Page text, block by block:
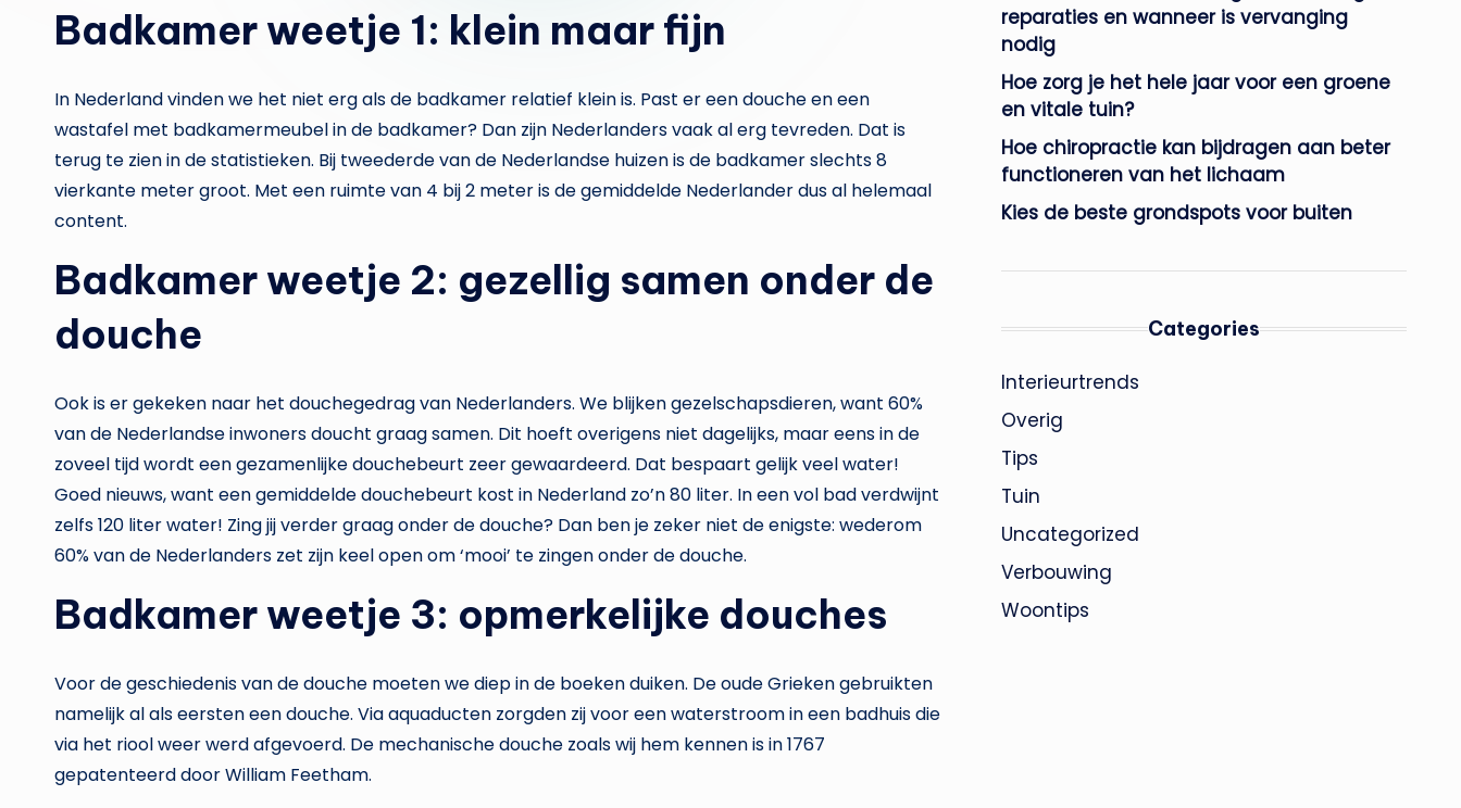
Badkamer weetje 1: klein maar fijn
In Nederland vinden we het niet erg als de badkamer relatief klein is. Past er een douche en een
wastafel met badkamermeubel in de badkamer? Dan zijn Nederlanders vaak al erg tevreden. Dat is
terug te zien in de statistieken. Bij tweederde van de Nederlandse huizen is de badkamer slechts 8
vierkante meter groot. Met een ruimte van 4 bij 2 meter is de gemiddelde Nederlander dus al helemaal
content.
Badkamer weetje 2: gezellig samen onder de
douche
Ook is er gekeken naar het douchegedrag van Nederlanders. We blijken gezelschapsdieren, want 60%
van de Nederlandse inwoners doucht graag samen. Dit hoeft overigens niet dagelijks, maar eens in de
zoveel tijd wordt een gezamenlijke douchebeurt zeer gewaardeerd. Dat bespaart gelijk veel water!
Goed nieuws, want een gemiddelde douchebeurt kost in Nederland zo’n 80 liter. In een vol bad verdwijnt
zelfs 120 liter water! Zing jij verder graag onder de douche? Dan ben je zeker niet de enigste: wederom
60% van de Nederlanders zet zijn keel open om ‘mooi’ te zingen onder de douche.
Badkamer weetje 3: opmerkelijke douches
Voor de geschiedenis van de douche moeten we diep in de boeken duiken. De oude Grieken gebruikten
namelijk al als eersten een douche. Via aquaducten zorgden zij voor een waterstroom in een badhuis die
via het riool weer werd afgevoerd. De mechanische douche zoals wij hem kennen is in 1767
gepatenteerd door William Feetham.
reparaties en wanneer is vervanging
nodig
Hoe zorg je het hele jaar voor een groene
en vitale tuin?
Hoe chiropractie kan bijdragen aan beter
functioneren van het lichaam
Kies de beste grondspots voor buiten
Categories
Interieurtrends
Overig
Tips
Tuin
Uncategorized
Verbouwing
Woontips